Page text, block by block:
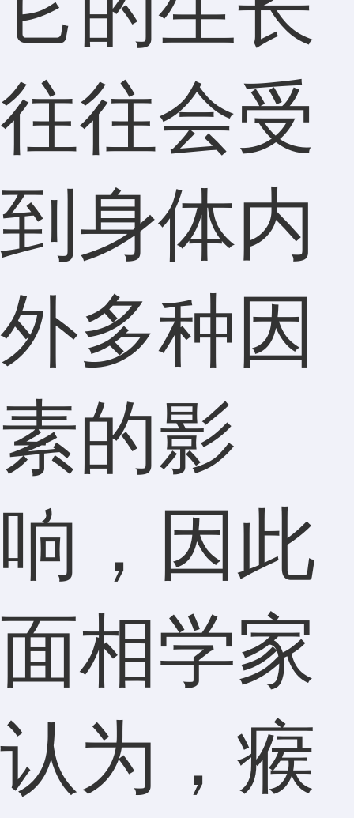
往往会受
到身体内
外多种因
素的影
响，因此
面相学家
认为，瘊